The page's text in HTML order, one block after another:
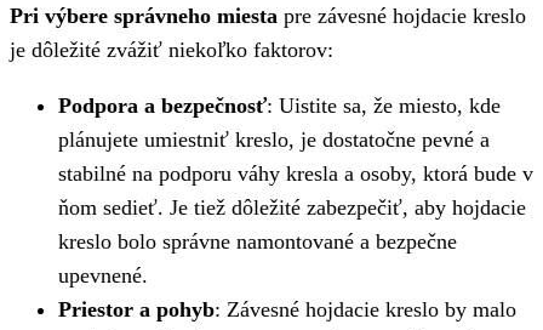
Pri výbere správneho miesta pre závesné hojdacie kreslo
je dôležité zvážiť niekoľko faktorov:
Podpora a bezpečnosť: Uistite sa, že miesto, kde
plánujete umiestniť kreslo, je dostatočne pevné a
stabilné na podporu váhy kresla a osoby, ktorá bude v
ňom sedieť. Je tiež dôležité zabezpečiť, aby hojdacie
kreslo bolo správne namontované a bezpečne
upevnené.
Priestor a pohyb: Závesné hojdacie kreslo by malo